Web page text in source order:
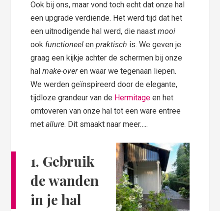
Ook bij ons, maar vond toch echt dat onze hal
een upgrade verdiende. Het werd tijd dat het
een uitnodigende hal werd, die naastmooi
ook functioneel enpraktisch is. We geven je
graag een kijkje achter de schermen bij onze
halmake-overen waar we tegenaan liepen.
We werden geïnspireerd door de elegante,
tijdloze grandeur van de Hermitage en het
omtoveren van onze hal tot een ware entree
metallure. Dit smaakt naar meer…..
1. Gebruik
de wanden
in je hal